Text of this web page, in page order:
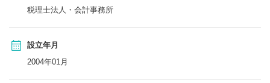
税理士法人・会計事務所
設立年月
2004年01月